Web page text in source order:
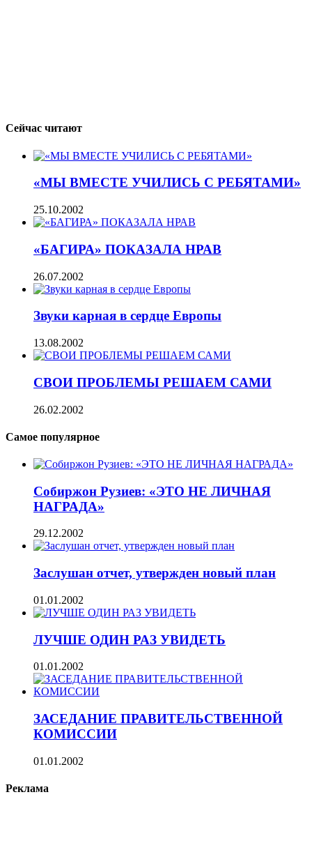
Сейчас читают
«МЫ ВМЕСТЕ УЧИЛИСЬ С РЕБЯТАМИ»
25.10.2002
«БАГИРА» ПОКАЗАЛА НРАВ
26.07.2002
Звуки карная в сердце Европы
13.08.2002
СВОИ ПРОБЛЕМЫ РЕШАЕМ САМИ
26.02.2002
Самое популярное
Собиржон Рузиев: «ЭТО НЕ ЛИЧНАЯ
НАГРАДА»
29.12.2002
Заслушан отчет, утвержден новый план
01.01.2002
ЛУЧШЕ ОДИН РАЗ УВИДЕТЬ
01.01.2002
ЗАСЕДАНИЕ ПРАВИТЕЛЬСТВЕННОЙ
КОМИССИИ
01.01.2002
Реклама